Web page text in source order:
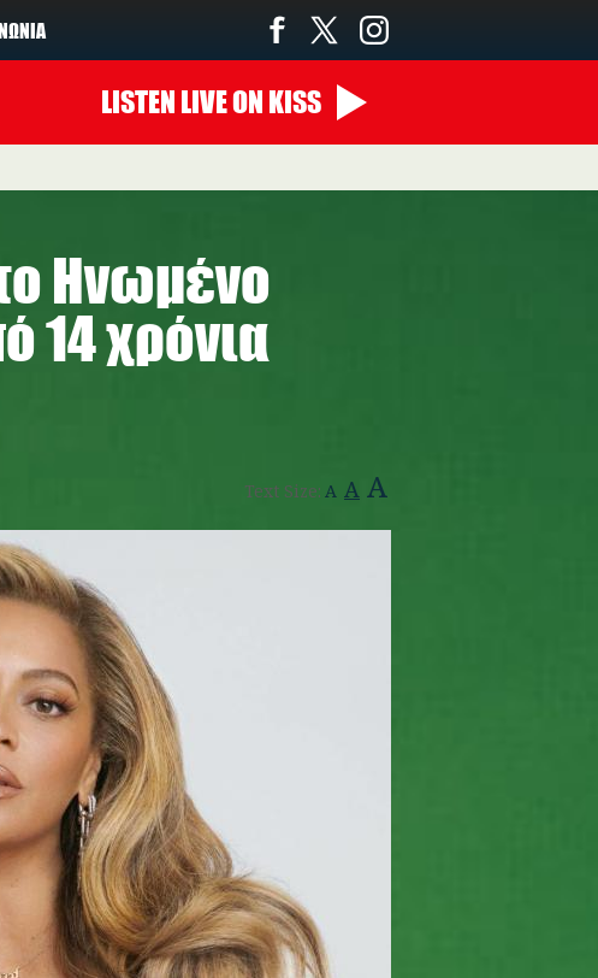
00:00 - 10:00
LISTEN LIVEON KISS
Ηνωμένο
14 χρόνια
Text Size: A A A